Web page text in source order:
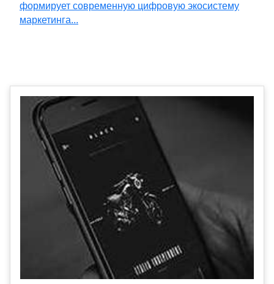
формирует современную цифровую экосистему
маркетинга...